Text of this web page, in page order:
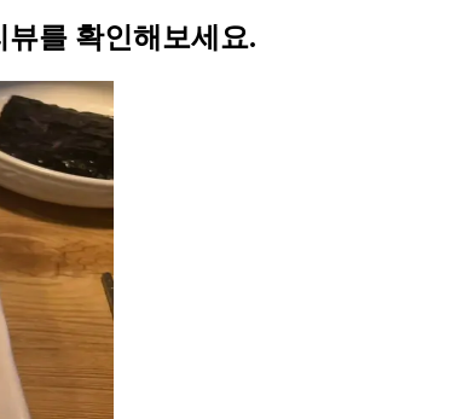
를 확인해보세요.